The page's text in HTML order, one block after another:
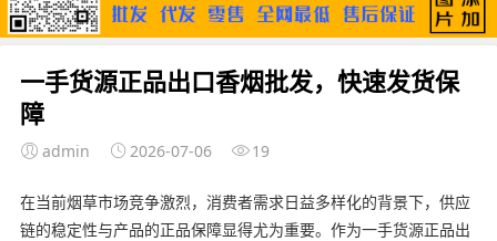
一手货源正品出口香烟批发，快速发货保
障
admin 2026-07-06 19
在当前烟草市场竞争激烈，消费者需求日益多样化的背景下，供应
链的稳定性与产品的正品保障显得尤为重要。作为一手货源正品出